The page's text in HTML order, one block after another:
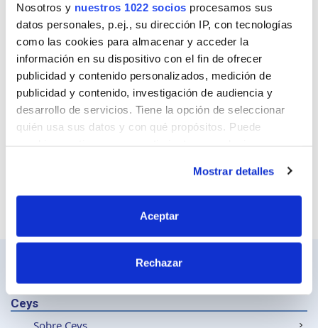
Nosotros y nuestros 1022 socios procesamos sus
datos personales, p.ej., su dirección IP, con tecnologías
como las cookies para almacenar y acceder la
información en su dispositivo con el fin de ofrecer
publicidad y contenido personalizados, medición de
publicidad y contenido, investigación de audiencia y
desarrollo de servicios. Tiene la opción de seleccionar
quién usa sus datos y con qué propósitos. Puede
Si lo permite, también quisiéramos:
Identificar su dispositivo analizándolo activamente
para buscar características específicas (huellas
Mostrar detalles
Aceptar
Rechazar
Correo
Sitio web
Ceys
Sobre Ceys